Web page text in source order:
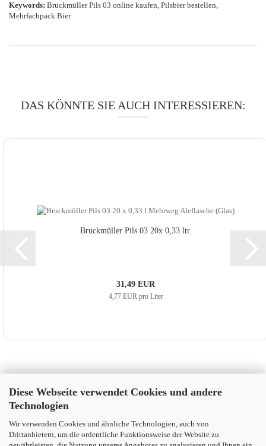
Diese Webseite verwendet Cookies und andere
Technologien
Wir verwenden Cookies und ähnliche Technologien, auch von
Drittanbietern, um die ordentliche Funktionsweise der Website zu
Keywords: Bruckmüller Pils 03 online kaufen, Pilsbier bestellen,
Mehrfachpack Bier
DAS KÖNNTE SIE AUCH INTERESSIEREN:
Bruck­mül­ler Pils 03 20x 0,33 ltr.
31,49 EUR
4,77 EUR pro Liter